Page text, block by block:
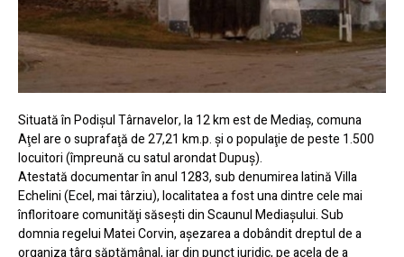
Situată în Podişul Târnavelor, la 12 km est de Mediaş, comuna
Aţel are o suprafaţă de 27,21 km.p. şi o populaţie de peste 1.500
locuitori (împreună cu satul arondat Dupuş).
Atestată documentar în anul 1283, sub denumirea latină Villa
Echelini (Ecel, mai târziu), localitatea a fost una dintre cele mai
înfloritoare comunităţi săseşti din Scaunul Mediaşului. Sub
domnia regelui Matei Corvin, aşezarea a dobândit dreptul de a
organiza târg săptămânal, iar din punct juridic, pe acela de a